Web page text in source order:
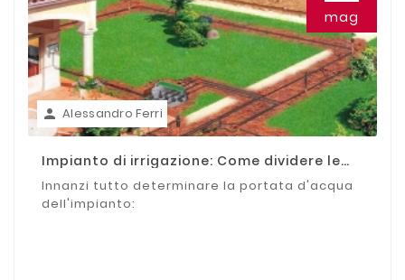
mag
 Alessandro Ferri
Impianto di irrigazione: Come dividere le
zone
Innanzi tutto determinare la portata d'acqua
dell'impianto: